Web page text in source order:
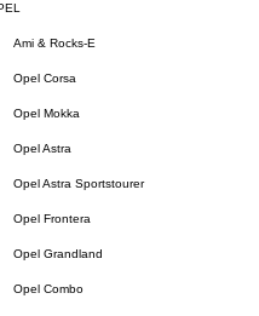
Ami & Rocks-E
Opel Corsa
Opel Mokka
Opel Astra
Opel Astra Sportstourer
Opel Frontera
Opel Grandland
Opel Combo